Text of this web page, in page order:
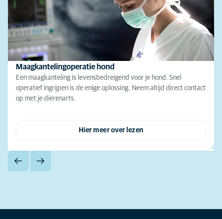
Maagkantelingoperatie hond
Een maagkanteling is levensbedreigend voor je hond. Snel
operatief ingrijpen is de enige oplossing. Neem altijd direct contact
op met je dierenarts.
Hier meer over lezen